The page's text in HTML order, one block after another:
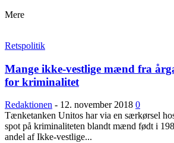
Mere
Retspolitik
Mange ikke-vestlige mænd fra
for kriminalitet
Redaktionen - 12. november 2018 0
Tænketanken Unitos har via en særkørsel
spot på kriminaliteten blandt mænd født i
andel af Ikke-vestlige...